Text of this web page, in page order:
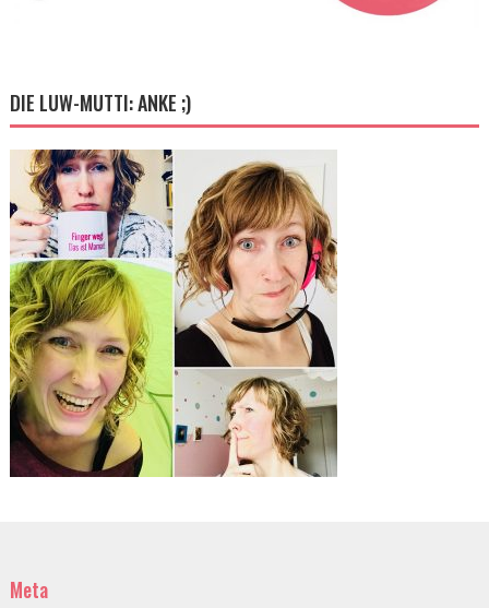
DIE LUW-MUTTI: ANKE ;)
Meta